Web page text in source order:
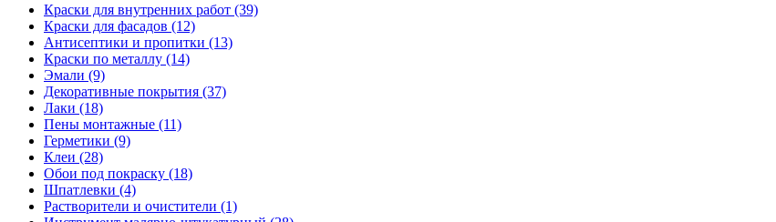
Краски для внутренних работ (39)
Краски для фасадов (12)
Антисептики и пропитки (13)
Краски по металлу (14)
Эмали (9)
Декоративные покрытия (37)
Лаки (18)
Пены монтажные (11)
Герметики (9)
Клеи (28)
Обои под покраску (18)
Шпатлевки (4)
Растворители и очистители (1)